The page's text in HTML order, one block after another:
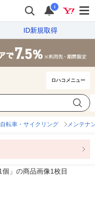
i
ID新規取得
ロハコメニュー
自転車・サイクリング メンテナ